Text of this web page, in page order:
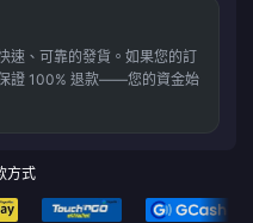
速、可靠的發貨。如果您的訂
證 100% 退款——您的資金始
方式